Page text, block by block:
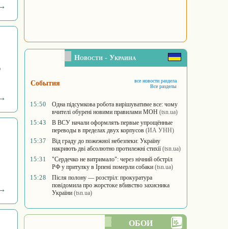
Новости - Украина
События
все новости раздела
Все разделы
15:50
Одна підсумкова робота вирішуватиме все: чому
вчителі обурені новими правилами МОН (tsn.ua)
15:43
В ВСУ начали оформлять первые упрощённые
переводы в пределах двух корпусов (ИА УНН)
15:37
Від граду до пожежної небезпеки: Україну
накриють дві абсолютно протилежні стихії (tsn.ua)
15:31
"Сердечко не витримало": через нічний обстріл
РФ у притулку в Ірпені померли собаки (tsn.ua)
15:28
Після полону — розстріл: прокуратура
повідомила про жорстоке вбивство захисника
України (tsn.ua)
ОБОИ